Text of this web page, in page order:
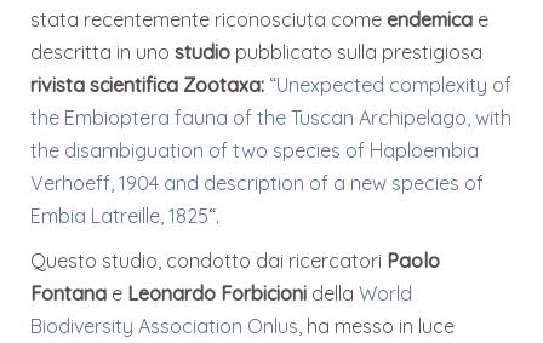
stata recentemente riconosciuta comeendemica e
descritta in unostudio pubblicato sulla prestigiosa
rivista scientifica Zootaxa: “Unexpected complexity of
the Embioptera fauna of the Tuscan Archipelago, with
the disambiguation of two species of Haploembia
Verhoeff, 1904 and description of a new species of
Embia Latreille, 1825“.
Questo studio, condotto dai ricercatori Paolo
Fontana e Leonardo Forbicioni dellaWorld
Biodiversity Association Onlus, ha messo in luce